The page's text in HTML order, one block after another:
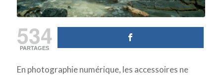
534
PARTAGES
En photographie numérique, les accessoires ne